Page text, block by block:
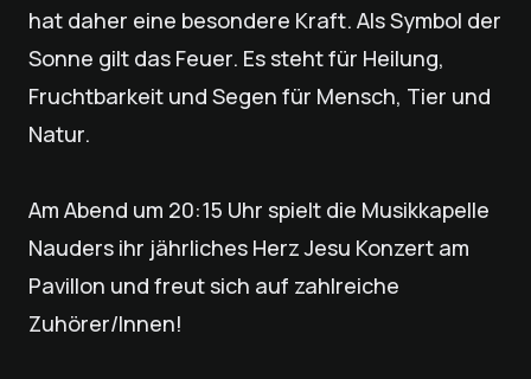
hat daher ei­ne besondere Kraft. Als Symbol der
Sonne gilt das Feuer. Es steht für Heilung,
Fruchtbarkeit und Segen für Mensch, Tier und
Natur.
Am Abend um 20:15 Uhr spielt die Musikkapelle
Nauders ihr jährliches Herz Jesu Konzert am
Pavillon und freut sich auf zahlreiche
Zuhörer/Innen!